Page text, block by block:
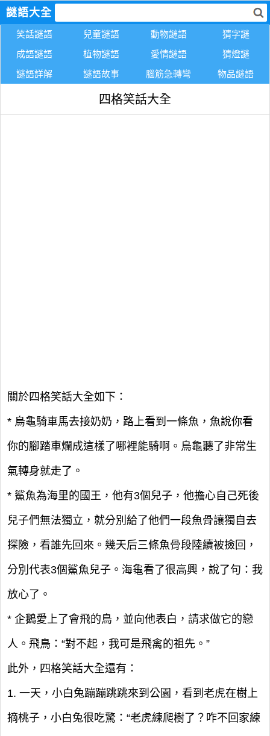
謎語大全
笑話謎語 兒童謎語 動物謎語
猜字謎
成語謎語
植物謎語 愛情謎語
猜燈謎
謎語詳解
謎語故事 腦筋急轉彎 物品謎語
四格笑話大全
關於四格笑話大全如下：
* 烏龜騎車馬去接奶奶，路上看到一條魚，魚說你看
你的腳踏車爛成這樣了哪裡能騎啊。烏龜聽了非常生
氣轉身就走了。
* 鯊魚為海里的國王，他有3個兒子，他擔心自己死後
兒子們無法獨立，就分別給了他們一段魚骨讓獨自去
探險，看誰先回來。幾天后三條魚骨段陸續被撿回，
分別代表3個鯊魚兒子。海龜看了很高興，說了句：我
放心了。
* 企鵝愛上了會飛的鳥，並向他表白，請求做它的戀
人。飛鳥：“對不起，我可是飛禽的祖先。”
此外，四格笑話大全還有：
1. 一天，小白兔蹦蹦跳跳來到公園，看到老虎在樹上
摘桃子，小白兔很吃驚：“老虎練爬樹了？咋不回家練